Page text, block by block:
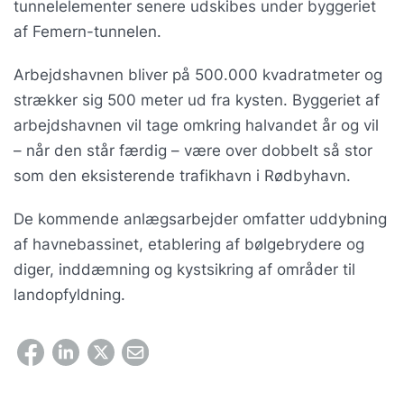
tunnelelementer senere udskibes under byggeriet
af Femern-tunnelen.
Arbejdshavnen bliver på 500.000 kvadratmeter og
strækker sig 500 meter ud fra kysten. Byggeriet af
arbejdshavnen vil tage omkring halvandet år og vil
– når den står færdig – være over dobbelt så stor
som den eksisterende trafikhavn i Rødbyhavn.
De kommende anlægsarbejder omfatter uddybning
af havnebassinet, etablering af bølgebrydere og
diger, inddæmning og kystsikring af områder til
landopfyldning.